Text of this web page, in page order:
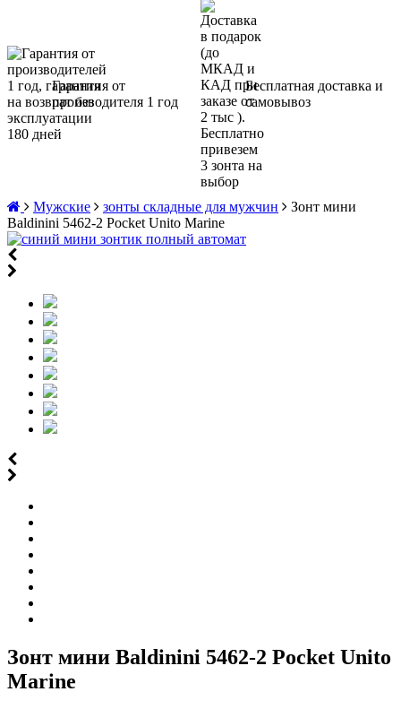
Гарантия от
производителя 1 год
Бесплатная доставка и
самовывоз
Мужские зонты складные для мужчин
Зонт мини
Baldinini 5462-2 Pocket Unito Marine
Зонт мини Baldinini 5462-2 Pocket Unito
Marine